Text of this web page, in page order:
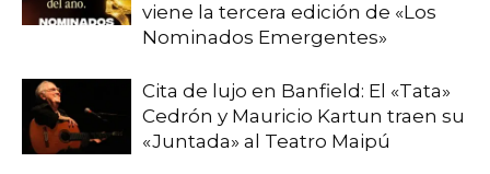
viene la tercera edición de «Los
Nominados Emergentes»
Cita de lujo en Banfield: El «Tata»
Cedrón y Mauricio Kartun traen su
«Juntada» al Teatro Maipú